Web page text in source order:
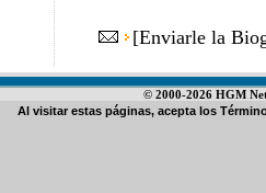
[Enviarle la
© 2000-2026 HGM
Al visitar estas páginas, acepta los